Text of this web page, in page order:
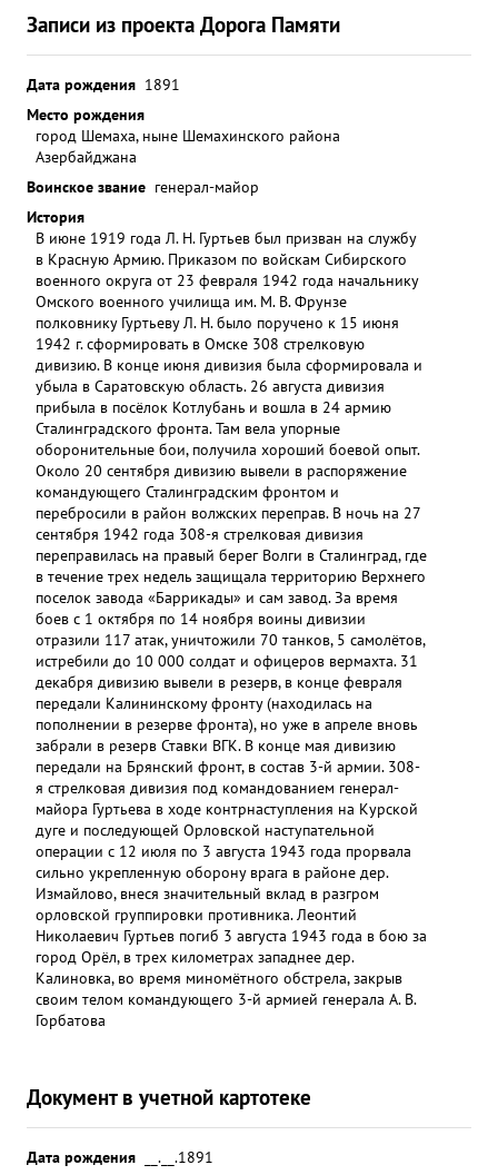
Записи из проекта Дорога Памяти
Дата рождения 1891
Место рождения
город Шемаха, ныне Шемахинского района
Азербайджана
Воинское звание генерал-майор
История
В июне 1919 года Л. Н. Гуртьев был призван на службу
в Красную Армию. Приказом по войскам Сибирского
военного округа от 23 февраля 1942 года начальнику
Омского военного училища им. М. В. Фрунзе
полковнику Гуртьеву Л. Н. было поручено к 15 июня
1942 г. сформировать в Омске 308 стрелковую
дивизию. В конце июня дивизия была сформировала и
убыла в Саратовскую область. 26 августа дивизия
прибыла в посёлок Котлубань и вошла в 24 армию
Сталинградского фронта. Там вела упорные
оборонительные бои, получила хороший боевой опыт.
Около 20 сентября дивизию вывели в распоряжение
командующего Сталинградским фронтом и
перебросили в район волжских переправ. В ночь на 27
сентября 1942 года 308-я стрелковая дивизия
переправилась на правый берег Волги в Сталинград, где
в течение трех недель защищала территорию Верхнего
поселок завода «Баррикады» и сам завод. За время
боев с 1 октября по 14 ноября воины дивизии
отразили 117 атак, уничтожили 70 танков, 5 самолётов,
истребили до 10 000 солдат и офицеров вермахта. 31
декабря дивизию вывели в резерв, в конце февраля
передали Калининскому фронту (находилась на
пополнении в резерве фронта), но уже в апреле вновь
забрали в резерв Ставки ВГК. В конце мая дивизию
передали на Брянский фронт, в состав 3-й армии. 308-
я стрелковая дивизия под командованием генерал-
майора Гуртьева в ходе контрнаступления на Курской
дуге и последующей Орловской наступательной
операции с 12 июля по 3 августа 1943 года прорвала
сильно укрепленную оборону врага в районе дер.
Измайлово, внеся значительный вклад в разгром
орловской группировки противника. Леонтий
Николаевич Гуртьев погиб 3 августа 1943 года в бою за
город Орёл, в трех километрах западнее дер.
Калиновка, во время миномётного обстрела, закрыв
своим телом командующего 3-й армией генерала А. В.
Горбатова
Документ в учетной картотеке
Дата рождения
__.__.1891